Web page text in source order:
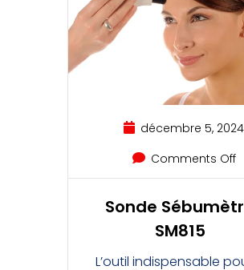
décembre 5, 2024
Comments Off
Sonde
SM815
L’outil indispensable